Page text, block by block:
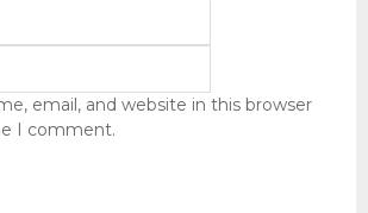
email, and website in this browser
I comment.